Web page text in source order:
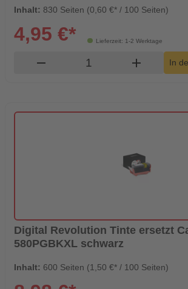
Inhalt: 830 Seiten (0,60 €* / 100 Seiten)
Lieferzeit: 1-2 Werktage
4,95 €*
remove Produkt Warenkorb
add In
Digital Revolution Tinte ersetzt
580PGBKXL schwarz
Inhalt: 600 Seiten (1,50 €* / 100 Seiten)